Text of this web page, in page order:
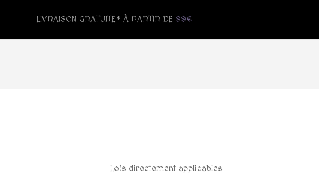
LIVRAISON GRATUITE* À PARTIR DE 99€
Lois directement applicables